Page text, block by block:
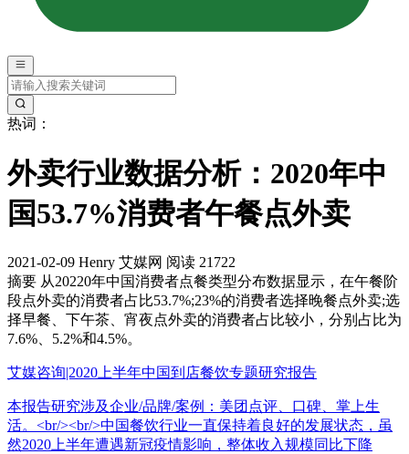
热词：
外卖行业数据分析：2020年中
国53.7%消费者午餐点外卖
2021-02-09 Henry 艾媒网 阅读 21722
摘要 从20220年中国消费者点餐类型分布数据显示，在午餐阶
段点外卖的消费者占比53.7%;23%的消费者选择晚餐点外卖;选
择早餐、下午茶、宵夜点外卖的消费者占比较小，分别占比为
7.6%、5.2%和4.5%。
艾媒咨询|2020上半年中国到店餐饮专题研究报告
本报告研究涉及企业/品牌/案例：美团点评、口碑、掌上生
活。<br/><br/>中国餐饮行业一直保持着良好的发展状态，虽
然2020上半年遭遇新冠疫情影响，整体收入规模同比下降